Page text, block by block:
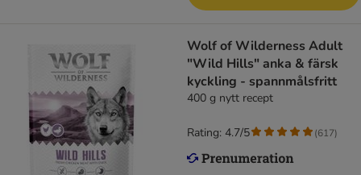
Wolf of Wilderness Adult
"Wild Hills" anka & färsk
kyckling - spannmålsfritt
400 g nytt recept
Rating: 4.7/5 (617)